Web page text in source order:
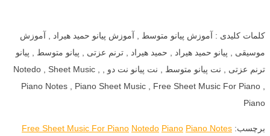
کلمات کلیدی : آموزش پیانو متوسط , آموزش پیانو حمید هیراد , آموزش
موسیقی , پیانو حمید هیراد , حمید هیراد , ترنم عزتی , پیانو متوسط , پیانو
ترنم عزتی , نت پیانو متوسط , نت پیانو نت دو , Notedo , Sheet Music ,
Piano Notes , Piano Sheet Music , Free Sheet Music For Piano ,
Piano
برچسب: Free Sheet Music For Piano Notedo Piano Piano Notes